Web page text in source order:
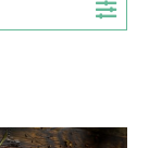
mi Papá
y
Muffins
+35'